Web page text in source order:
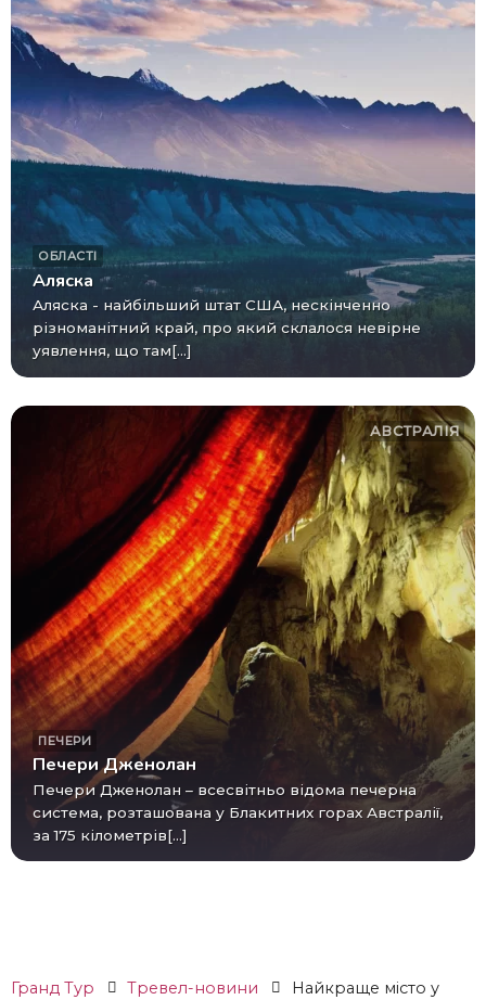
ОБЛАСТІ
Аляска
Аляска - найбільший штат США, нескінченно
різноманітний край, про який склалося невірне
уявлення, що там[...]
АВСТРАЛІЯ
ПЕЧЕРИ
Печери Дженолан
Печери Дженолан – всесвітньо відома печерна
система, розташована у Блакитних горах Австралії,
за 175 кілометрів[...]
Гранд Тур Тревел-новини
Найкраще місто у